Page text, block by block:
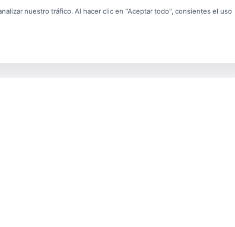
nuestro tráfico. Al hacer clic en "Aceptar todo", consientes el uso